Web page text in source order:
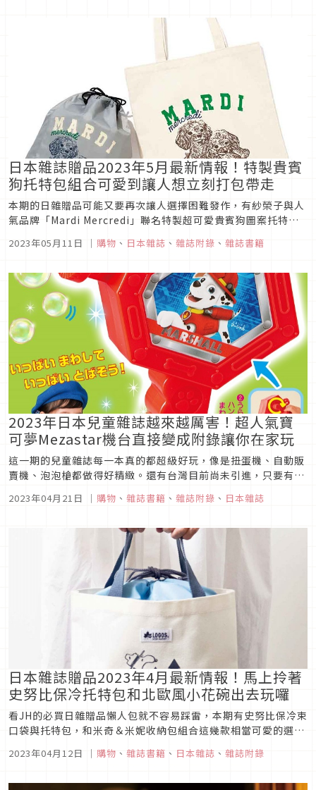
日本雜誌贈品2023年5月最新情報！特製貴賓
狗托特包組合可愛到讓人想立刻打包帶走
本期的日雜贈品可能又要再次讓人選擇困難發作，有紗榮子與人
氣品牌「Mardi Mercredi」聯名特製超可愛貴賓狗圖案托特包
合作適合夏日外出的時髦包款，和其他數款輕便隨身小包可以挑
2023年05月11日 ｜ 購物 、 日本雜誌 、 雜誌附錄 、 雜誌書籍
2023年日本兒童雜誌越來越厲害！超人氣寶
可夢Mezastar機台直接變成附錄讓你在家玩
這一期的兒童雜誌每一本真的都超級好玩，像是扭蛋機、自動販
賣機、泡泡槍都做得好精緻。還有台灣目前尚未引進，只要有機
走，在小朋友回國後還能用另種方式繼續回味，堅持的往大師之
2023年04月21日 ｜ 購物 、 雜誌書籍 、 雜誌附錄 、 日本雜誌
日本雜誌贈品2023年4月最新情報！馬上拎著
史努比保冷托特包和北歐風小花碗出去玩囉
看JH的必買日雜贈品懶人包就不容易踩雷，本期有史努比保冷束
口袋與托特包，和米奇＆米妮收納包組合這幾款相當可愛的選
pique」收納束口袋，還有許多超值美妝試用小物可以拿，目黑
2023年04月12日 ｜ 購物 、 雜誌書籍 、 日本雜誌 、 雜誌附錄